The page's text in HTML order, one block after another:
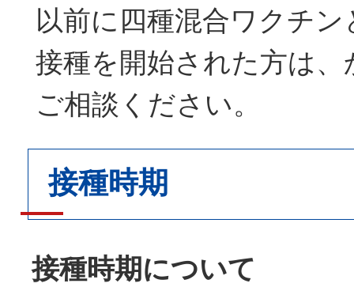
以前に四種混合ワクチ
接種を開始された方は
ご相談ください。
接種時期
接種時期について